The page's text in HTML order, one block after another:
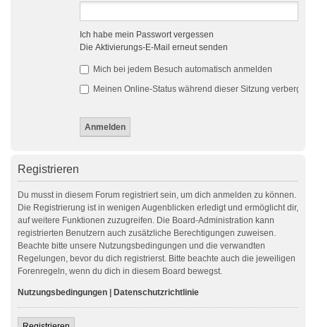
Ich habe mein Passwort vergessen
Die Aktivierungs-E-Mail erneut senden
Mich bei jedem Besuch automatisch anmelden
Meinen Online-Status während dieser Sitzung verbergen
Registrieren
Du musst in diesem Forum registriert sein, um dich anmelden zu können.
Die Registrierung ist in wenigen Augenblicken erledigt und ermöglicht dir,
auf weitere Funktionen zuzugreifen. Die Board-Administration kann
registrierten Benutzern auch zusätzliche Berechtigungen zuweisen.
Beachte bitte unsere Nutzungsbedingungen und die verwandten
Regelungen, bevor du dich registrierst. Bitte beachte auch die jeweiligen
Forenregeln, wenn du dich in diesem Board bewegst.
Nutzungsbedingungen Datenschutzrichtlinie